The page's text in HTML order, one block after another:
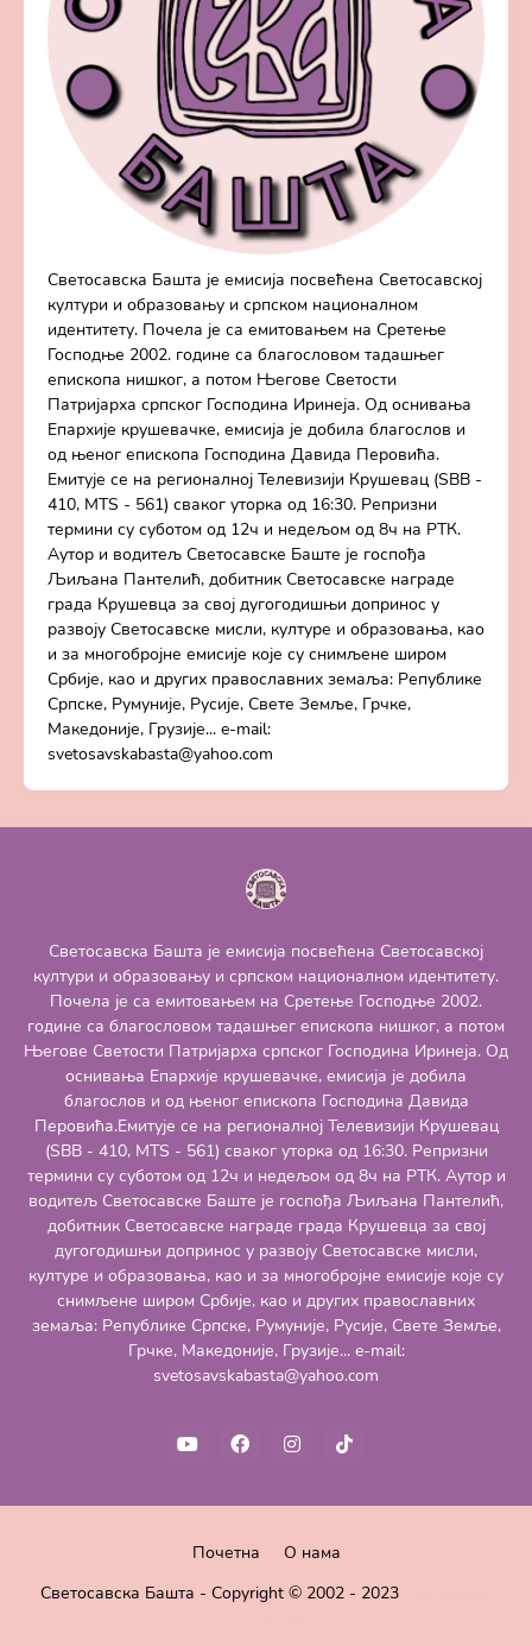
Светосавска Башта је емисија посвећена Светосавској
култури и образовању и српском националном
идентитету. Почела је са емитовањем на Сретење
Господње 2002. године са благословом тадашњег
епископа нишког, а потом Његове Светости
Патријарха српског Господина Иринеја. Од оснивања
Епархије крушевачке, емисија је добила благослов и
од њеног епископа Господина Давида Перовића.
Емитује се на регионалној Телевизији Крушевац (SBB -
410, MTS - 561) сваког уторка од 16:30. Репризни
термини су суботом од 12ч и недељом од 8ч на РТК.
Аутор и водитељ Светосавске Баште је госпођа
Љиљана Пантелић, добитник Светосавске награде
града Крушевца за свој дугогодишњи допринос у
развоју Светосавске мисли, културе и образовања, као
и за многобројне емисије које су снимљене широм
Србије, као и других православних земаља: Републике
Српске, Румуније, Русије, Свете Земље, Грчке,
Македоније, Грузије... e-mail:
svetosavskabasta@yahoo.com
Светосавска Башта је емисија посвећена Светосавској
култури и образовању и српском националном идентитету.
Почела је са емитовањем на Сретење Господње 2002.
године са благословом тадашњег епископа нишког, а потом
Његове Светости Патријарха српског Господина Иринеја. Од
оснивања Епархије крушевачке, емисија је добила
благослов и од њеног епископа Господина Давида
Перовића.Емитује се на регионалној Телевизији Крушевац
(SBB - 410, MTS - 561) сваког уторка од 16:30. Репризни
термини су суботом од 12ч и недељом од 8ч на РТК. Аутор и
водитељ Светосавске Баште је госпођа Љиљана Пантелић,
добитник Светосавске награде града Крушевца за свој
дугогодишњи допринос у развоју Светосавске мисли,
културе и образовања, као и за многобројне емисије које су
снимљене широм Србије, као и других православних
земаља: Републике Српске, Румуније, Русије, Свете Земље,
Грчке, Македоније, Грузије... e-mail:
svetosavskabasta@yahoo.com
Светосавска Башта - Copyright © 2002 - 2023
Почетна О нама